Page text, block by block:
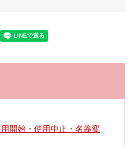
開始・使用中止・名義変